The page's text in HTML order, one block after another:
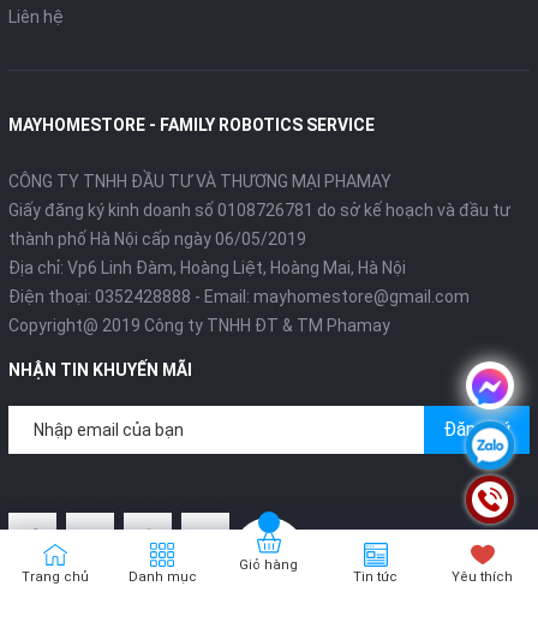
Liên hệ
MAYHOMESTORE - FAMILY ROBOTICS SERVICE
CÔNG TY TNHH ĐẦU TƯ VÀ THƯƠNG MẠI PHAMAY
Giấy đăng ký kinh doanh số 0108726781 do sở kế hoạch và đầu tư
thành phố Hà Nội cấp ngày 06/05/2019
Địa chỉ: Vp6 Linh Đàm, Hoàng Liệt, Hoàng Mai, Hà Nội
Điện thoại: 0352428888 - Email: mayhomestore@gmail.com
Copyright@ 2019 Công ty TNHH ĐT & TM Phamay
NHẬN TIN KHUYẾN MÃI
Đăng ký
Trang chủ Danh mục
Giỏ hàng
Tin tức Yêu thích